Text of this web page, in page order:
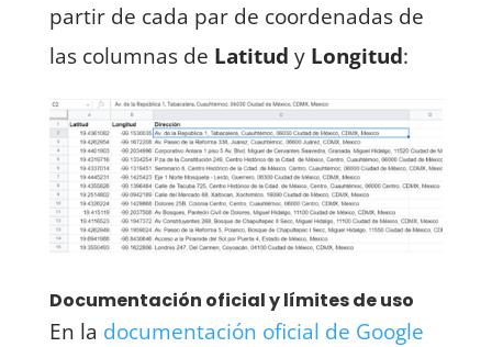
partir de cada par de coordenadas de
las columnas de Latitud y Longitud:
Documentación oficial y límites de uso
En la documentación oficial de Google